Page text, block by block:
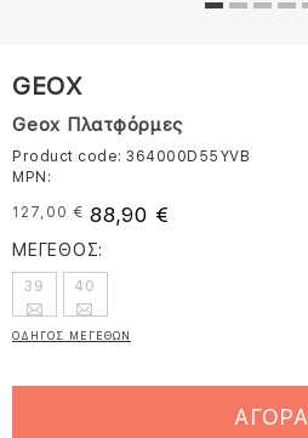
GEOX
Geox Πλατφόρμες
Product code: 364000D55YVB
MPN:
127,00 € 88,90 €
ΜΕΓΕΘΟΣ:
39 40
ΟΔΗΓΟΣ ΜΕΓΕΘΩΝ
ΑΓΟΡΑ